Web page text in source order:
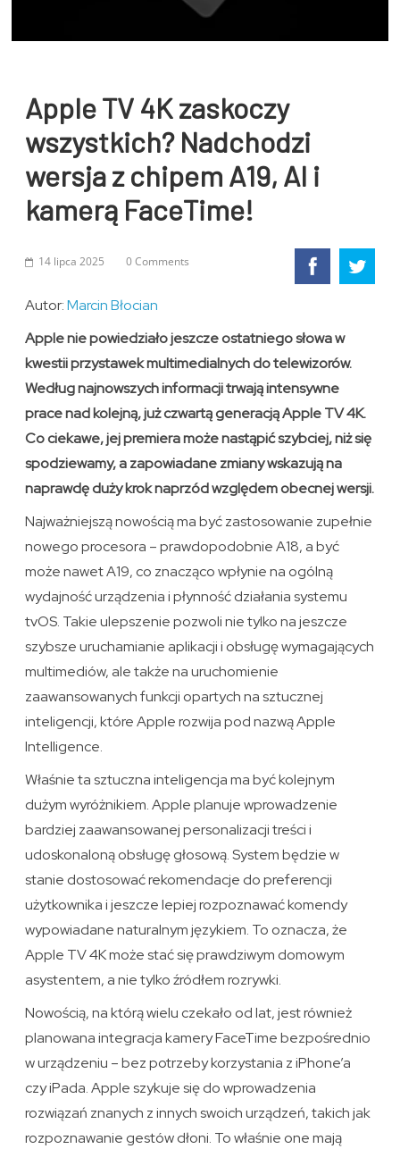
Apple TV 4K zaskoczy
wszystkich? Nadchodzi
wersja z chipem A19, AI i
kamerą FaceTime!
14 lipca 2025 0 Comments
Autor:Marcin Błocian
Apple nie powiedziało jeszcze ostatniego słowa w
kwestii przystawek multimedialnych do telewizorów.
Według najnowszych informacji trwają intensywne
prace nad kolejną, już czwartą generacją Apple TV 4K.
Co ciekawe, jej premiera może nastąpić szybciej, niż się
spodziewamy, a zapowiadane zmiany wskazują na
naprawdę duży krok naprzód względem obecnej wersji.
Najważniejszą nowością ma być zastosowanie zupełnie
nowego procesora – prawdopodobnie A18, a być
może nawet A19, co znacząco wpłynie na ogólną
wydajność urządzenia i płynność działania systemu
tvOS. Takie ulepszenie pozwoli nie tylko na jeszcze
szybsze uruchamianie aplikacji i obsługę wymagających
multimediów, ale także na uruchomienie
zaawansowanych funkcji opartych na sztucznej
inteligencji, które Apple rozwija pod nazwą Apple
Intelligence.
Właśnie ta sztuczna inteligencja ma być kolejnym
dużym wyróżnikiem. Apple planuje wprowadzenie
bardziej zaawansowanej personalizacji treści i
udoskonaloną obsługę głosową. System będzie w
stanie dostosować rekomendacje do preferencji
użytkownika i jeszcze lepiej rozpoznawać komendy
wypowiadane naturalnym językiem. To oznacza, że
Apple TV 4K może stać się prawdziwym domowym
asystentem, a nie tylko źródłem rozrywki.
Nowością, na którą wielu czekało od lat, jest również
planowana integracja kamery FaceTime bezpośrednio
w urządzeniu – bez potrzeby korzystania z iPhone’a
czy iPada. Apple szykuje się do wprowadzenia
rozwiązań znanych z innych swoich urządzeń, takich jak
rozpoznawanie gestów dłoni. To właśnie one mają